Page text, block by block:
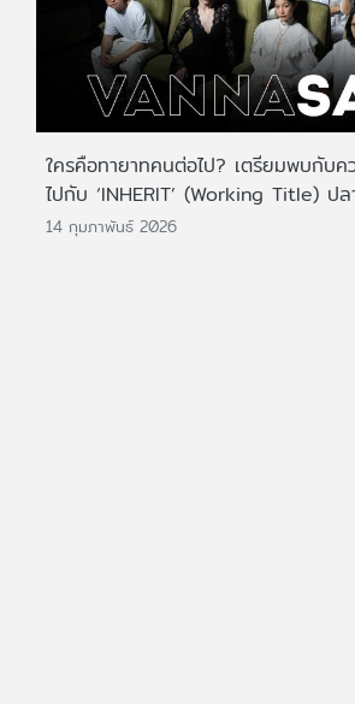
ใครคือทายาทคนต่อไป? เตรียมพบกับค
ไปกับ ‘INHERIT’ (Working Title) ป
14 กุมภาพันธ์ 2026